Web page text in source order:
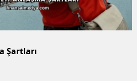
Şartları